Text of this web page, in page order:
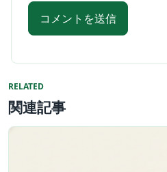
RELATED
関連記事